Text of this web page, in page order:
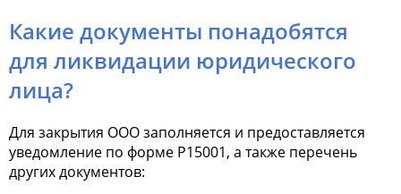
Какие документы понадобятся
для ликвидации юридического
лица?
Для закрытия ООО заполняется и предоставляется
уведомление по форме Р15001, а также перечень
других документов: